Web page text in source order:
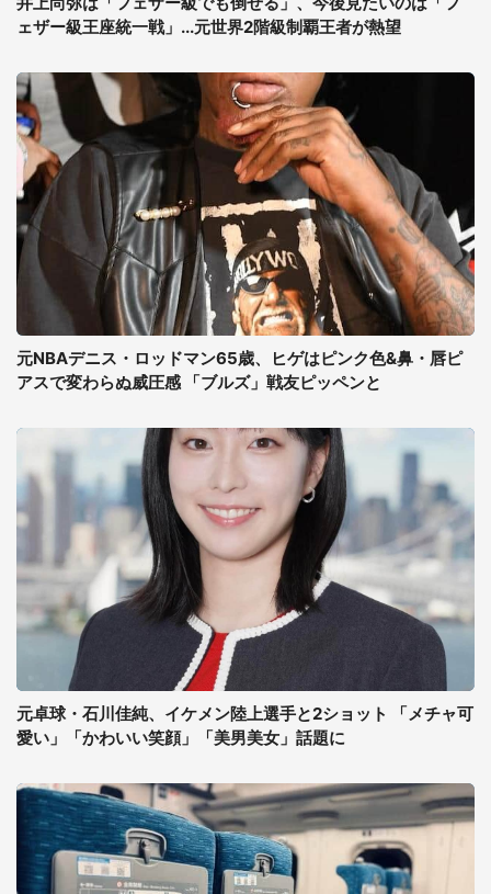
ェザー級王座統一戦」...元世界2階級制覇王者が熱望
元NBAデニス・ロッドマン65歳、ヒゲはピンク色&鼻・唇ピ
アスで変わらぬ威圧感 「ブルズ」戦友ピッペンと
元卓球・石川佳純、イケメン陸上選手と2ショット 「メチャ可
愛い」「かわいい笑顔」「美男美女」話題に